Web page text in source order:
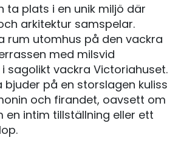
ta plats i en unik miljö där
arkitektur samspelar.
rum utomhus på den vackra
med milsvid
sagolikt vackra Victoriahuset.
bjuder på en storslagen kuliss
och firandet, oavsett om
en intim tillställning eller ett